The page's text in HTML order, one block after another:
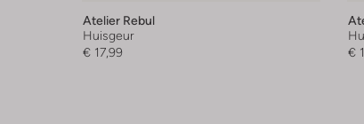
Atelier Rebul
Huisgeur
€ 17,99
€